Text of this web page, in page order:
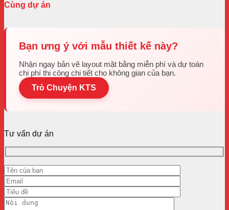
Cùng dự án
Bạn ưng ý với mẫu thiết kế này?
Nhận ngay bản vẽ layout mặt bằng miễn phí và dự toán
chi phí thi công chi tiết cho không gian của bạn.
Trò Chuyện KTS
Tư vấn dự án